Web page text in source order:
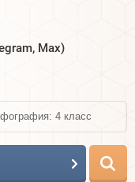
Max)
4 класс